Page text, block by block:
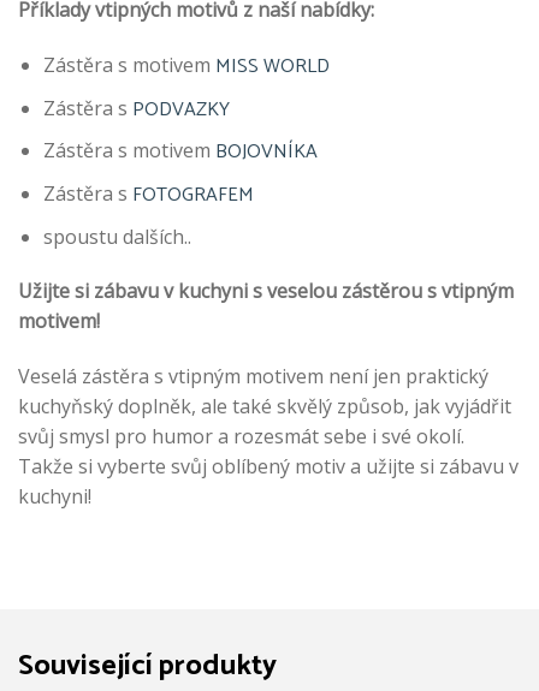
Příklady vtipných motivů z naší nabídky:
Zástěra s motivem MISS WORLD
Zástěra s PODVAZKY
Zástěra s motivem BOJOVNÍKA
Zástěra s FOTOGRAFEM
spoustu dalších..
Užijte si zábavu v kuchyni s veselou zástěrou s vtipným
motivem!
Veselá zástěra s vtipným motivem není jen praktický
kuchyňský doplněk, ale také skvělý způsob, jak vyjádřit
svůj smysl pro humor a rozesmát sebe i své okolí.
Takže si vyberte svůj oblíbený motiv a užijte si zábavu v
kuchyni!
Související produkty